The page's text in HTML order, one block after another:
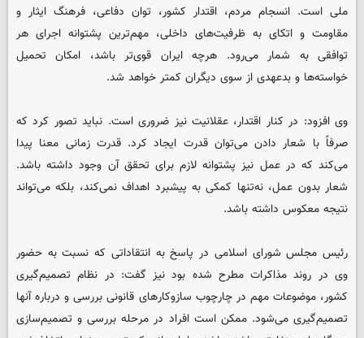
ملی است. انسجام مردم، اقتدار کشور، توان دفاعی، فرهنگ ایثار و
مقاومت و اتکای به ظرفیت‌های داخلی، مهم‌ترین پشتوانه اجرای هر
توافقی به شمار می‌رود. هرچه ایران قوی‌تر باشد، امکان تحمیل
خواسته‌ها و بدعهدی از سوی دیگران کمتر خواهد شد.
وی افزود: در کنار اقتدار، عقلانیت نیز ضروری است. نباید تصور کرد که
صرفاً با شعار دادن می‌توان قدرت ایجاد کرد. قدرت زمانی معنا پیدا
می‌کند که در عمل نیز پشتوانه لازم برای تحقق آن وجود داشته باشد.
شعار بدون عمل، نه‌تنها کمکی به پیشبرد اهداف نمی‌کند، بلکه می‌تواند
نتیجه معکوس داشته باشد.
رئیس مجلس شورای اسلامی در پاسخ به انتقاداتی که نسبت به حضور
وی در روند مذاکرات مطرح شده بود نیز گفت: در نظام تصمیم‌گیری
کشور، موضوعات مهم در چارچوب سازوکارهای قانونی بررسی و درباره آنها
تصمیم‌گیری می‌شود. ممکن است افراد در مرحله بررسی و تصمیم‌سازی